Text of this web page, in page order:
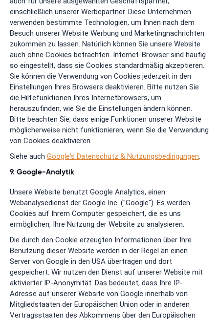
einschließlich unserer Werbepartner. Diese Unternehmen
verwenden bestimmte Technologien, um Ihnen nach dem
Besuch unserer Website Werbung und Marketingnachrichten
zukommen zu lassen. Natürlich können Sie unsere Website
auch ohne Cookies betrachten. Internet-Browser sind häufig
so eingestellt, dass sie Cookies standardmäßig akzeptieren.
Sie können die Verwendung von Cookies jederzeit in den
Einstellungen Ihres Browsers deaktivieren. Bitte nutzen Sie
die Hilfefunktionen Ihres Internetbrowsers, um
herauszufinden, wie Sie die Einstellungen ändern können.
Bitte beachten Sie, dass einige Funktionen unserer Website
möglicherweise nicht funktionieren, wenn Sie die Verwendung
von Cookies deaktivieren.
Siehe auch Google's Datenschutz & Nutzungsbedingungen
9. Google-Analytik
Unsere Website benutzt Google Analytics, einen
Webanalysedienst der Google Inc. ("Google"). Es werden
Cookies auf Ihrem Computer gespeichert, die es uns
ermöglichen, Ihre Nutzung der Website zu analysieren.
Die durch den Cookie erzeugten Informationen über Ihre
Benutzung dieser Website werden in der Regel an einen
Server von Google in den USA übertragen und dort
gespeichert. Wir nutzen den Dienst auf unserer Website mit
aktivierter IP-Anonymität. Das bedeutet, dass Ihre IP-
Adresse auf unserer Website von Google innerhalb von
Mitgliedstaaten der Europäischen Union oder in anderen
Vertragsstaaten des Abkommens über den Europäischen